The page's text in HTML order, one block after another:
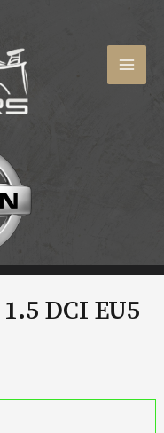
1.5 DCI EU5